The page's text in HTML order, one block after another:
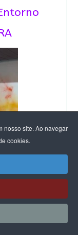
nosso site. Ao navegar
cookies.